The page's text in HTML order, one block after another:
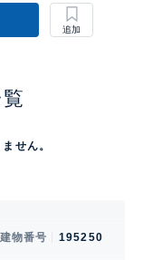
せん。
建物番号 195250